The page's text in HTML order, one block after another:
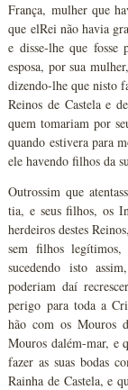
França, mulher que
que elRei não havia
e disse-lhe que fosse
esposa, por sua
dizendo-lhe que nisto
Reinos de Castela e
quem tomariam por
quando estivera para
ele havendo filhos da
Outrossim que
tia, e seus filhos, os
herdeiros destes
sem filhos
sucedendo isto
poderiam daí
perigo para toda a
hão com os Mouros
Mouros dalém-mar, e
fazer as suas bodas
Rainha de Castela, e